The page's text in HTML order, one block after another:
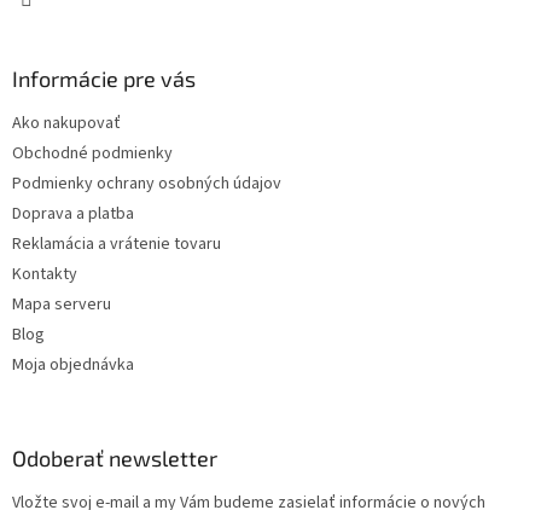
Informácie pre vás
Ako nakupovať
Obchodné podmienky
Podmienky ochrany osobných údajov
Doprava a platba
Reklamácia a vrátenie tovaru
Kontakty
Mapa serveru
Blog
Moja objednávka
Odoberať newsletter
Vložte svoj e-mail a my Vám budeme zasielať informácie o nových